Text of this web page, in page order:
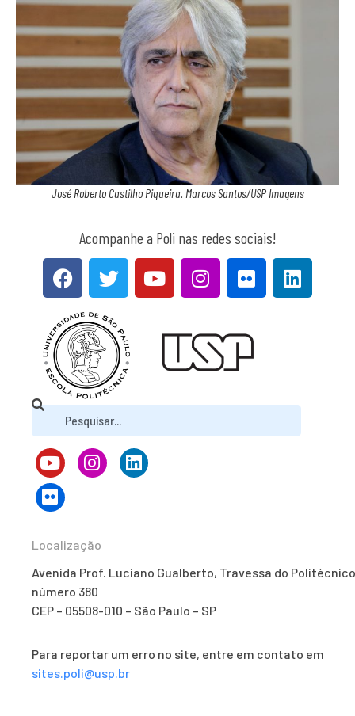
José Roberto Castilho Piqueira. Marcos Santos/USP Imagens
Acompanhe a Poli nas redes sociais!
Localização
Avenida Prof. Luciano Gualberto, Travessa do
número 380
CEP – 05508-010 – São Paulo – SP
Para reportar um erro no site, entre em contato em
sites.poli@usp.br